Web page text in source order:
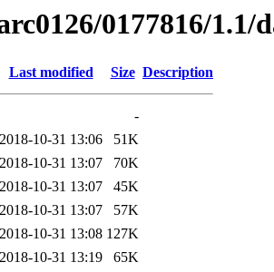
0177816/1.1/
Last modified Size Description
-
2018-10-31 13:06
51K
2018-10-31 13:07
70K
2018-10-31 13:07
45K
2018-10-31 13:07
57K
2018-10-31 13:08 127K
2018-10-31 13:19
65K